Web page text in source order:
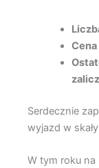
Serdecznie
wyjazd w
W tym roku